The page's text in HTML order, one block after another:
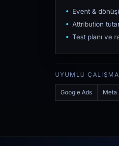
Event &
Attribution
Test planı ve
UYUMLU
Google Ads Meta